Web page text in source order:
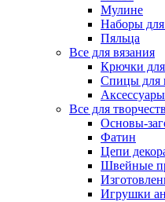
Мулине
Наборы
Пяльца
Все для вязания
Крючки для
Спицы для
Все для
Основы-
Фатин
Цепи
Швейные
Игрушки